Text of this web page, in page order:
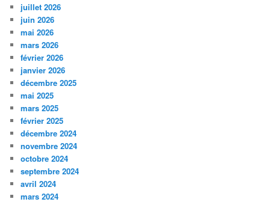
r
c
h
e
juillet 2026
juin 2026
mai 2026
mars 2026
février 2026
janvier 2026
décembre 2025
mai 2025
mars 2025
février 2025
décembre 2024
novembre 2024
octobre 2024
septembre 2024
avril 2024
mars 2024